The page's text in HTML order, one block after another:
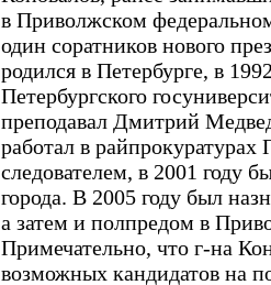
в Приволжском
один соратников нового
родился в Петербурге, в
Петербургского
преподавал Дмитрий
работал в райпрокуратурах
следователем, в 2001 году
города. В 2005 году был
а затем и полпредом в
Примечательно, что г-на
возможных кандидатов на